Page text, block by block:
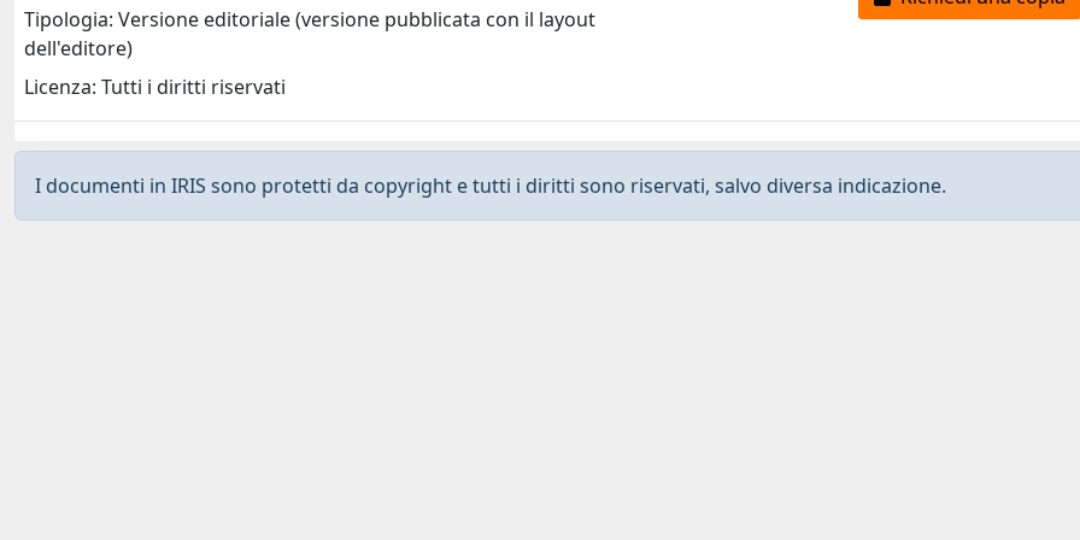
Tipologia: Versione editoriale (versione pubblicata con il layout
dell'editore)
Licenza: Tutti i diritti riservati
I documenti in IRIS sono protetti da copyright e tutti i diritti sono riservati, salvo diversa indicazione.